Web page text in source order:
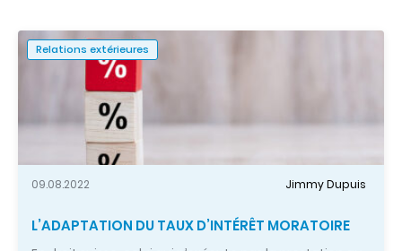
Relations extérieures
09.08.2022 Jimmy Dupuis
L’ADAPTATION DU TAUX D’INTÉRÊT MORATOIRE